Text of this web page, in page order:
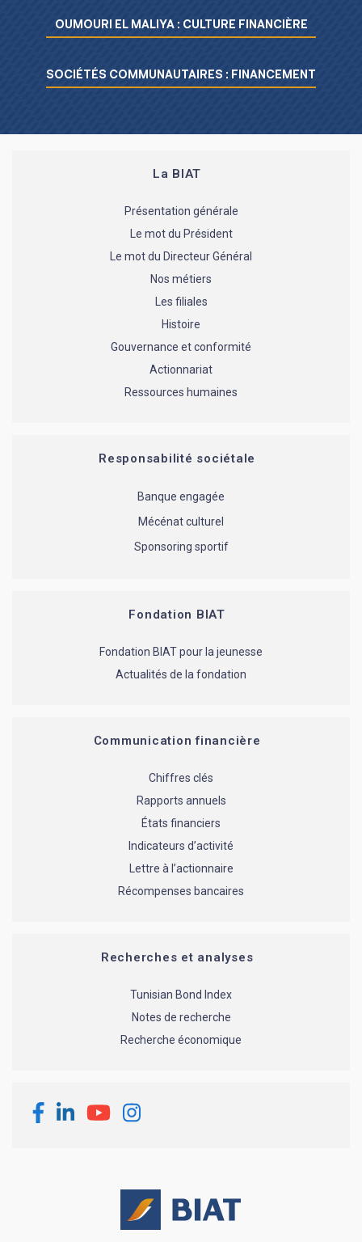
Menu L’essentiel de la BIAT
OUMOURI EL MALIYA : CULTURE FINANCIÈRE
SOCIÉTÉS COMMUNAUTAIRES : FINANCEMENT
La BIAT
Présentation générale
Le mot du Président
Le mot du Directeur Général
Nos métiers
Les filiales
Histoire
Gouvernance et conformité
Actionnariat
Ressources humaines
Responsabilité sociétale
Banque engagée
Mécénat culturel
Sponsoring sportif
Fondation BIAT
Fondation BIAT pour la jeunesse
Actualités de la fondation
Communication financière
Chiffres clés
Rapports annuels
États financiers
Indicateurs d’activité
Lettre à l’actionnaire
Récompenses bancaires
Recherches et analyses
Tunisian Bond Index
Notes de recherche
Recherche économique